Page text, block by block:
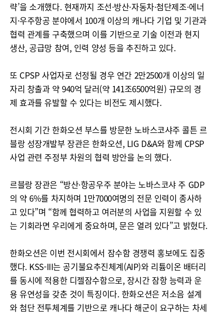
략’을 소개했다. 현재까지 조선·방산·자동차·첨단제조·에너
지·우주항공 분야에서 100개 이상의 캐나다 기업 및 기관과
협력 관계를 구축했으며 이를 기반으로 기술 이전과 현지
생산, 공급망 참여, 인력 양성 등을 추진하고 있다.
또 CPSP 사업자로 선정될 경우 연간 2만2500개 이상의 일
자리 창출과 약 940억 달러(약 141조6500억원) 규모의 경
제 효과를 유발할 수 있다는 비전도 제시했다.
전시회 기간 한화오션 부스를 방문한 노바스코샤주 콜튼 르
블랑 성장개발부 장관은 한화오션, LIG D&A와 함께 CPSP
사업 관련 주정부 차원의 협력 방안을 논의 했다.
르블랑 장관은 “방산·항공우주 분야는 노바스코샤 주 GDP
의 약 6%를 차지하며 1만7000여명의 전문 인력이 종사하
고 있다”며 “함께 협력하고 여러분의 사업을 지원할 수 있
는 기회라면 우리에게 중요하며, 문은 열려 있다”고 밝혔다.
한화오션은 이번 전시회에서 잠수함 경쟁력 홍보에도 집중
했다. KSS-III는 공기불요추진체계(AIP)와 리튬이온 배터리
를 동시에 적용한 디젤잠수함으로, 장시간 잠항 능력과 운
용 유연성을 갖춘 것이 특징이다. 한화오션은 저소음 설계
와 첨단 전투체계를 기반으로 캐나다 해군이 요구하는 차세